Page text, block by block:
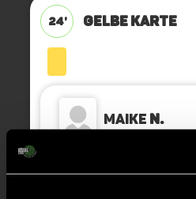
24' GELBE KARTE
Maike N.